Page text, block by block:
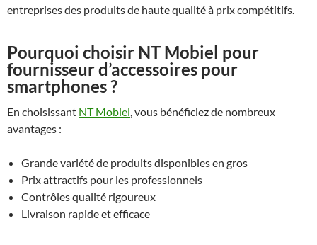
entreprises des produits de haute qualité à prix compétitifs.
Pourquoi choisir NT Mobiel pour
fournisseur d’accessoires pour
smartphones ?
En choisissant NT Mobiel, vous bénéficiez de nombreux
avantages :
Grande variété de produits disponibles en gros
Prix attractifs pour les professionnels
Contrôles qualité rigoureux
Livraison rapide et efficace